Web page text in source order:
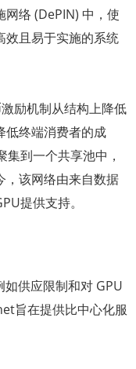
络 (DePIN) 中，使
效且易于实施的系统
励机制从结构上降低
低终端消费者的成
到一个共享池中，
，该网络由来自数据
提供支持。
供应限制和对 GPU
旨在提供比中心化服